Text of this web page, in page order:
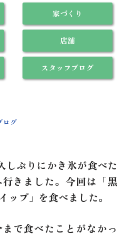
家づくり
店舗
スタッフブログ
ログ
しぶりにかき氷が食べた
きました。今回は「黒
ップ」を食べました。
で食べたことがなかっ